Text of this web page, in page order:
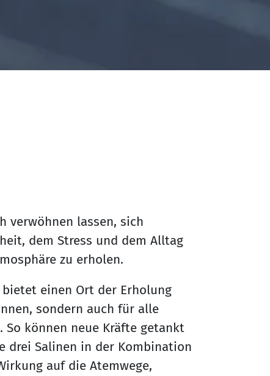
verwöhnen lassen, sich
dem Stress und dem Alltag
zu erholen.
einen Ort der Erholung
sondern auch für alle
So können neue Kräfte getankt
drei Salinen in der Kombination
auf die Atemwege,